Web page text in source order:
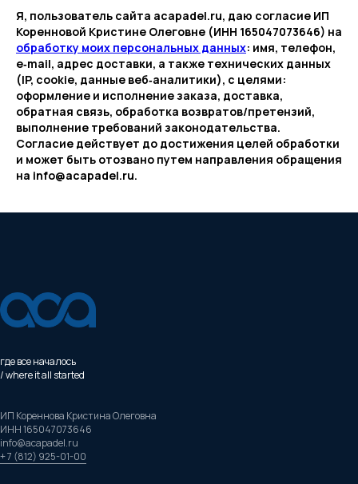
Я, пользователь сайта acapadel.ru, даю согласие ИП
Коренновой Кристине Олеговне (ИНН 165047073646) на
обработку моих персональных данных: имя, телефон,
e‑mail, адрес доставки, а также технических данных
(IP, cookie, данные веб‑аналитики), с целями:
оформление и исполнение заказа, доставка,
обратная связь, обработка возвратов/претензий,
выполнение требований законодательства.
Согласие действует до достижения целей обработки
и может быть отозвано путем направления обращения
на info@acapadel.ru.
где все началось
/ where it all started
ИП Кореннова Кристина Олеговна
ИНН 165047073646
info@acapadel.ru
+ 7 (812) 925-01-00